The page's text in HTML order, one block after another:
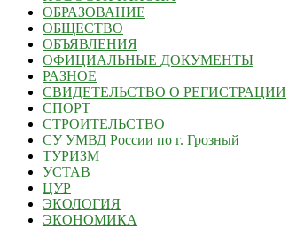
ОБРАЗОВАНИЕ
ОБЩЕСТВО
ОБЪЯВЛЕНИЯ
ОФИЦИАЛЬНЫЕ ДОКУМЕНТЫ
РАЗНОЕ
СВИДЕТЕЛЬСТВО О РЕГИСТРАЦИИ
СПОРТ
СТРОИТЕЛЬСТВО
СУ УМВД России по г. Грозный
ТУРИЗМ
УСТАВ
ЦУР
ЭКОЛОГИЯ
ЭКОНОМИКА